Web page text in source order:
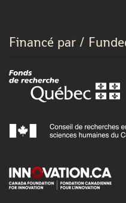
Financé par /